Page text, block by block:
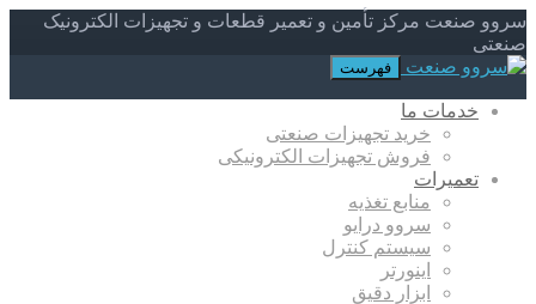
سروو صنعت مرکز تأمین و تعمیر قطعات و تجهیزات الکترونیک
صنعتی
فهرست
خدمات ما
خرید تجهیزات صنعتی
فروش تجهیزات الکترونیکی
تعمیرات
منابع تغذیه
سروو درایو
سیستم کنترل
اینورتر
ابزار دقیق